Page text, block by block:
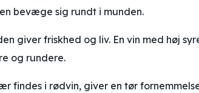
bevæge sig rundt i munden.
giver friskhed og liv. En vin med høj
og rundere.
findes i rødvin, giver en tør